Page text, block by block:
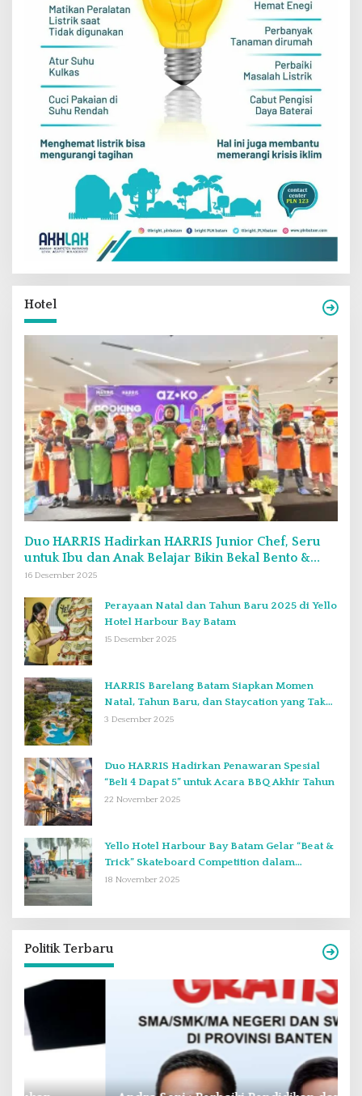
Hotel
Duo HARRIS Hadirkan HARRIS Junior Chef, Seru
untuk Ibu dan Anak Belajar Bikin Bekal Bento &
Kimbab
16 Desember 2025
Perayaan Natal dan Tahun Baru 2025 di Yello
Hotel Harbour Bay Batam
15 Desember 2025
HARRIS Barelang Batam Siapkan Momen
Natal, Tahun Baru, dan Staycation yang Tak
Terlupakan di Desember 2025
3 Desember 2025
Duo HARRIS Hadirkan Penawaran Spesial
“Beli 4 Dapat 5” untuk Acara BBQ Akhir Tahun
22 November 2025
Yello Hotel Harbour Bay Batam Gelar “Beat &
Trick” Skateboard Competition dalam
Perayaan Anniversary ke-2
18 November 2025
Politik Terbaru